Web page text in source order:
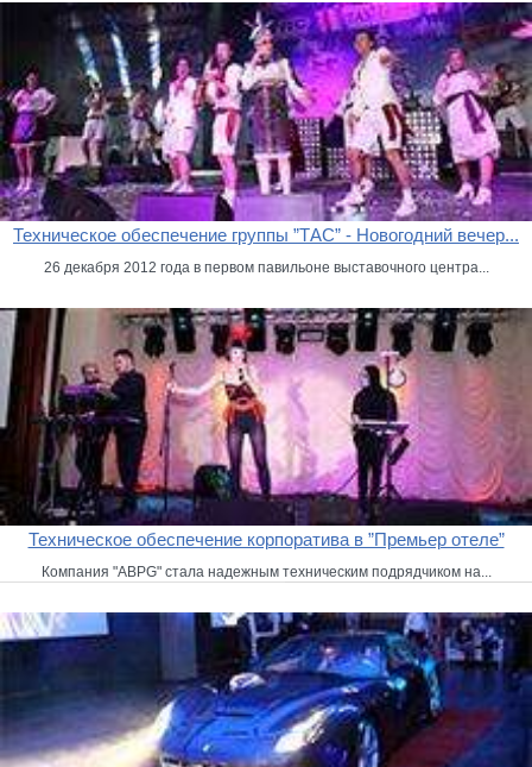
Техническое обеспечение группы ”ТАС” - Новогодний вечер...
26 декабря 2012 года в первом павильоне выставочного центра...
Техническое обеспечение корпоратива в ”Премьер отеле”
Компания "ABPG" стала надежным техническим подрядчиком на...